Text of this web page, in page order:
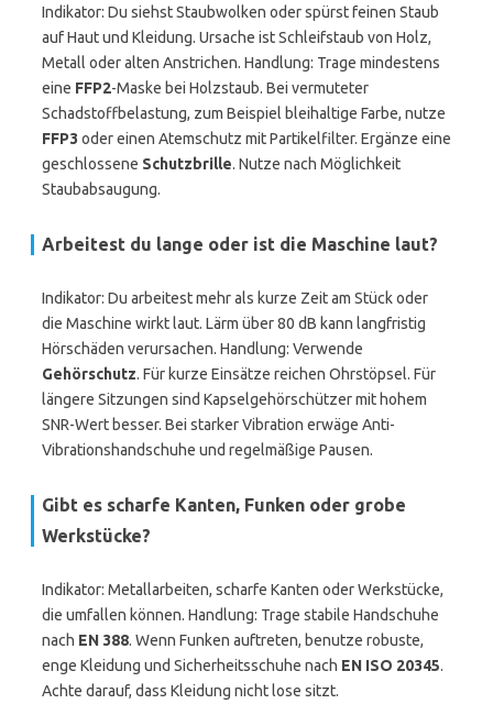
Indikator: Du siehst Staubwolken oder spürst feinen Staub
auf Haut und Kleidung. Ursache ist Schleifstaub von Holz,
Metall oder alten Anstrichen. Handlung: Trage mindestens
eine FFP2-Maske bei Holzstaub. Bei vermuteter
Schadstoffbelastung, zum Beispiel bleihaltige Farbe, nutze
FFP3 oder einen Atemschutz mit Partikelfilter. Ergänze eine
geschlossene Schutzbrille. Nutze nach Möglichkeit
Staubabsaugung.
Arbeitest du lange oder ist die Maschine laut?
Indikator: Du arbeitest mehr als kurze Zeit am Stück oder
die Maschine wirkt laut. Lärm über 80 dB kann langfristig
Hörschäden verursachen. Handlung: Verwende
Gehörschutz. Für kurze Einsätze reichen Ohrstöpsel. Für
längere Sitzungen sind Kapselgehörschützer mit hohem
SNR-Wert besser. Bei starker Vibration erwäge Anti-
Vibrationshandschuhe und regelmäßige Pausen.
Gibt es scharfe Kanten, Funken oder grobe
Werkstücke?
Indikator: Metallarbeiten, scharfe Kanten oder Werkstücke,
die umfallen können. Handlung: Trage stabile Handschuhe
nach EN 388. Wenn Funken auftreten, benutze robuste,
enge Kleidung und Sicherheitsschuhe nach EN ISO 20345.
Achte darauf, dass Kleidung nicht lose sitzt.